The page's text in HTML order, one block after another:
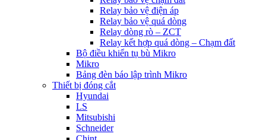
Relay bảo vệ điện áp
Relay bảo vệ quá dòng
Relay dòng rò – ZCT
Relay kết hợp quá dòng – Chạm đất
Bộ điều khiển tụ bù Mikro
Mikro
Bảng đèn báo lập trình Mikro
Thiết bị đóng cắt
Hyundai
LS
Mitsubishi
Schneider